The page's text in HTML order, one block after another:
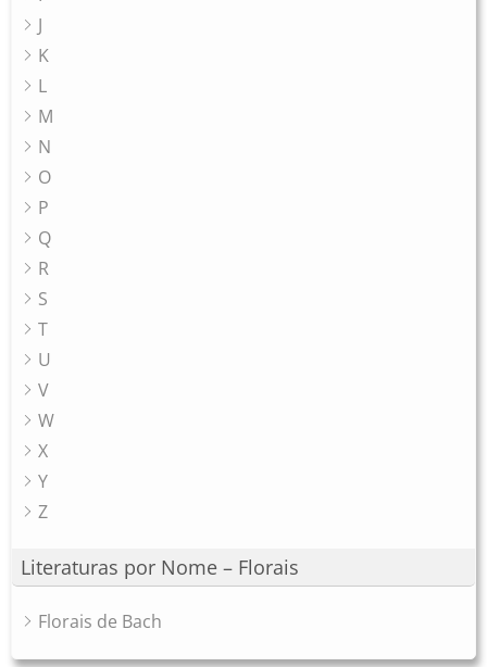
J
K
L
M
N
O
P
Q
R
S
T
U
V
W
X
Y
Z
Literaturas por Nome – Florais
Florais de Bach